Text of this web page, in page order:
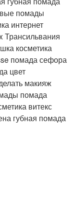
помады
интернет
Трансильвания
косметика
помада сефора
цвет
макияж
помада
витекс
губная помада